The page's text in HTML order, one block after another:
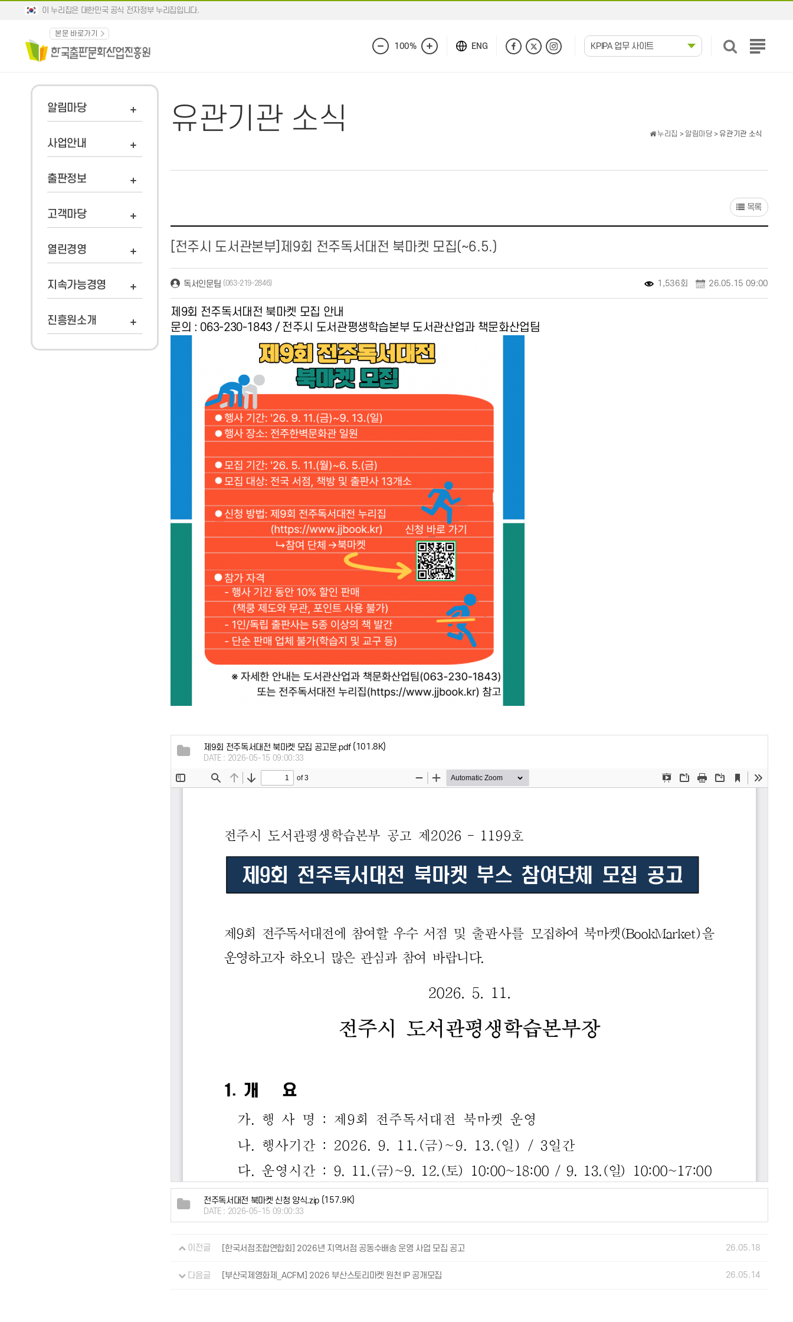
이 누리집은 대한민국 공식 전자정부 누리집입니다.
본문 바로가기
화
100%
화
ENG KPIPA 업무 사이트
전
알림마당
사업안내
출판정보
고객마당
열린경영
지속가능경영
진흥원소개
유관기관 소식 누리집 > 알림마당 > 유관기관 소식
목록
[전주시 도서관본부]제9회 전주독서대전 북마켓 모집(~6.5.)
독서인문팀 (063-219-2846) 1,536회 26.05.15 09:00
제9회 전주독서대전 북마켓 모집 안내
문의 : 063-230-1843 / 전주시 도서관평생학습본부 도서관산업과 책문화산업팀
제9회 전주독서대전 북마켓 모집 공고문.pdf(101.8K)
DATE : 2026-05-15 09:00:33
전주독서대전 북마켓 신청 양식.zip (157.9K)
DATE : 2026-05-15 09:00:33
이전글 [한국서점조합연합회] 2026년 지역서점 공동수배송 운영 사업 모집 공고 26.05.18
다음글 [부산국제영화제_ACFM] 2026 부산스토리마켓 원천 IP 공개모집 26.05.14